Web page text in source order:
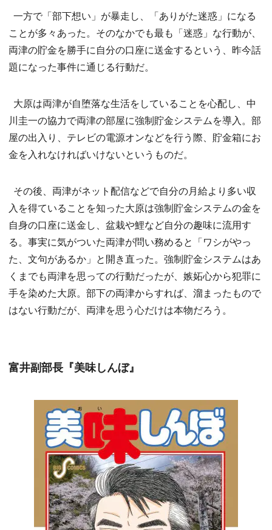
一方で「部下想い」が暴走し、「ありがた迷惑」になる
ことが多々あった。そのなかでも最も「迷惑」な行動が、
両津の貯金を勝手に自分の口座に送金するという、昨今話
題になった事件に通じる行動だ。
大原は両津が自堕落な生活をしていることを心配し、中
川圭一の協力で両津の部屋に強制貯金システムを導入。部
屋の出入り、テレビの電源オンなどを行う際、貯金箱にお
金を入れなければいけないというものだ。
その後、両津がネット配信などで自分の月給より多い収
入を得ていることを知った大原は強制貯金システムの金を
自身の口座に送金し、盆栽や鯉など自分の趣味に流用す
る。事実に気がついた両津が問い務めると「ワシがやっ
た、文句があるか」と開き直った。強制貯金システムはあ
くまでも両津を思っての行動だったが、嫉妬心から犯罪に
手を染めた大原。部下の両津からすれば、溜まったもので
はない行動だが、両津を思う心だけは本物だろう。
富井副部長『美味しんぼ』